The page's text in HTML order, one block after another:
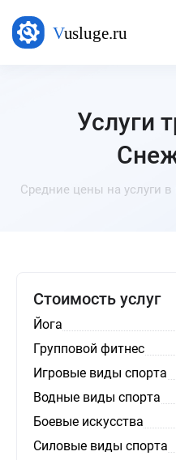
Услуги
Средние цены на услуги в
Стоимость услуг
Йога
Групповой фитнес
Игровые виды спорта
Водные виды спорта
Боевые искусства
Силовые виды спорта